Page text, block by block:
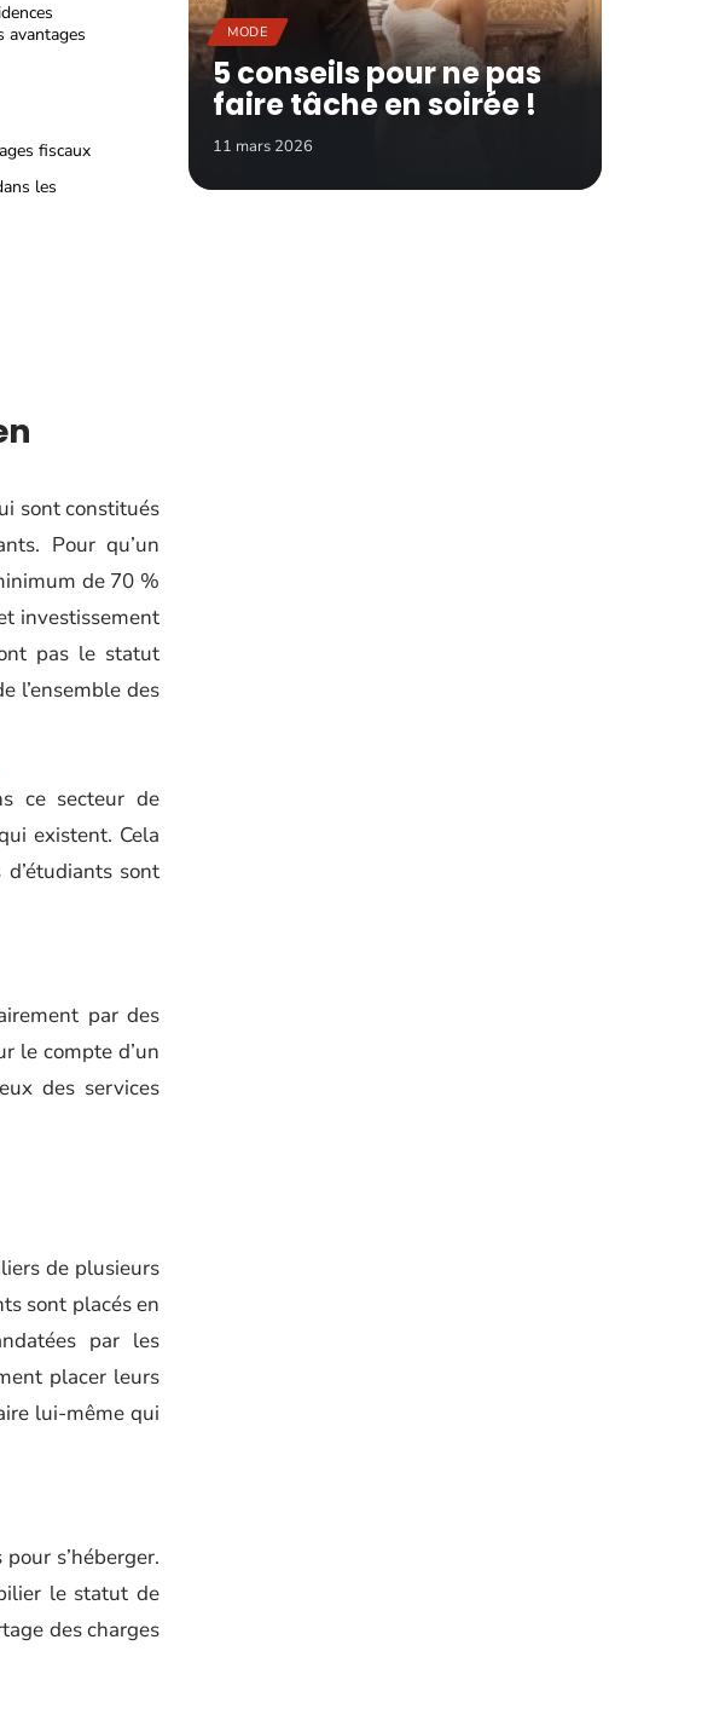
avantages
fiscaux
les
sont constitués
Pour qu’un
de 70 %
investissement
pas le statut
l’ensemble des
ce secteur de
existent. Cela
sont
par des
le compte d’un
des services
de plusieurs
sont placés en
par les
placer leurs
lui-même qui
s’héberger.
le statut de
des charges
MODE
5 conseils pour ne pas
faire tâche en soirée !
11 mars 2026